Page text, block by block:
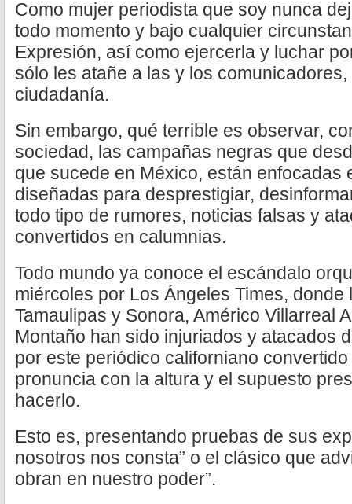
Como mujer periodista que soy nunca
todo momento y bajo cualquier
Expresión, así como ejercerla y luchar
sólo les atañe a las y los
ciudadanía.
Sin embargo, qué terrible es observar,
sociedad, las campañas negras que
que sucede en México, están enfocadas
diseñadas para desprestigiar,
todo tipo de rumores, noticias falsas y
convertidos en calumnias.
Todo mundo ya conoce el escándalo
miércoles por Los Ángeles Times,
Tamaulipas y Sonora, Américo Villarreal
Montaño han sido injuriados y atacados
por este periódico californiano
pronuncia con la altura y el supuesto
hacerlo.
Esto es, presentando pruebas de sus
nosotros nos consta” o el clásico que
obran en nuestro poder”.